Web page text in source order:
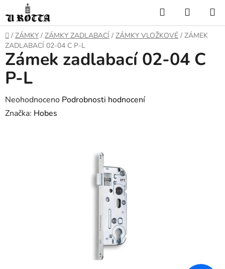
na
obsah
Hledat
KOŠÍK
DOMŮ
/ ZÁMKY / ZÁMKY ZADLABACÍ / ZÁMKY VLOŽKOVÉ / ZÁMEK
ZADLABACÍ 02-04 C P-L
Zámek zadlabací 02-04 C
P-L
Průměrné
hodnocení
Neohodnoceno Podrobnosti hodnocení
Značka: Hobes